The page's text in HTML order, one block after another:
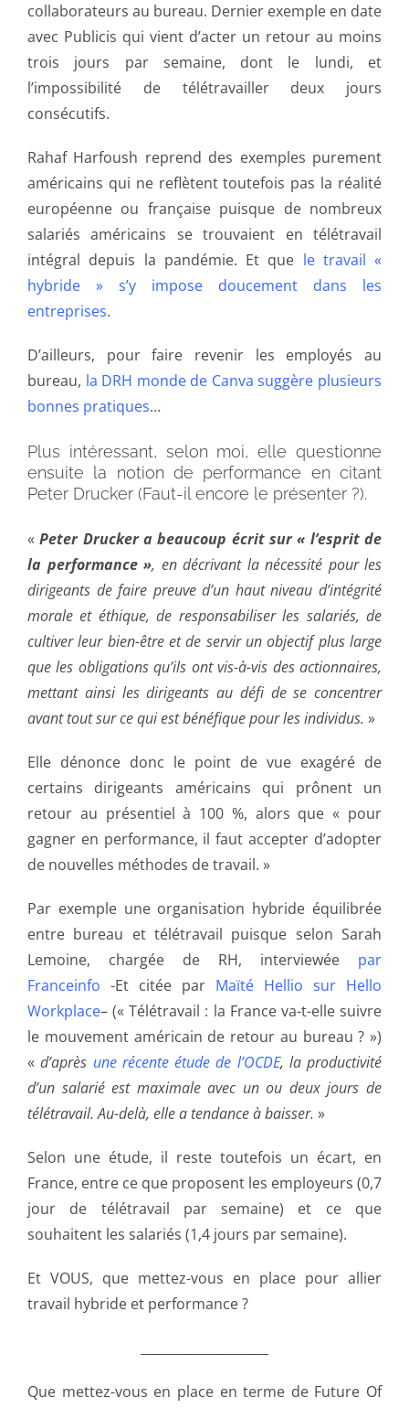
collaborateurs au bureau. Dernier exemple en date
avec Publicis qui vient d’acter un retour au moins
trois jours par semaine, dont le lundi, et
l’impossibilité de télétravailler deux jours
consécutifs.
Rahaf Harfoush reprend des exemples purement
américains qui ne reflètent toutefois pas la réalité
européenne ou française puisque de nombreux
salariés américains se trouvaient en télétravail
intégral depuis la pandémie. Et que le travail «
hybride » s’y impose doucement dans les
entreprises.
D’ailleurs, pour faire revenir les employés au
bureau, la DRH monde de Canva suggère plusieurs
bonnes pratiques…
Plus intéressant, selon moi, elle questionne
ensuite la notion de performance en citant
Peter Drucker (Faut-il encore le présenter ?).
«Peter Drucker a beaucoup écrit sur « l’esprit de
la performance », en décrivant la nécessité pour les
dirigeants de faire preuve d’un haut niveau d’intégrité
morale et éthique, de responsabiliser les salariés, de
cultiver leur bien-être et de servir un objectif plus large
que les obligations qu’ils ont vis-à-vis des actionnaires,
mettant ainsi les dirigeants au défi de se concentrer
avant tout sur ce qui est bénéfique pour les individus. »
Elle dénonce donc le point de vue exagéré de
certains dirigeants américains qui prônent un
retour au présentiel à 100 %, alors que « pour
gagner en performance, il faut accepter d’adopter
de nouvelles méthodes de travail. »
Par exemple une organisation hybride équilibrée
entre bureau et télétravail puisque selon Sarah
Lemoine, chargée de RH, interviewée par
Franceinfo -Et citée par Maïté Hellio sur Hello
Workplace– (« Télétravail : la France va-t-elle suivre
le mouvement américain de retour au bureau ? »)
«d’après une récente étude de l’OCDE, la productivité
d’un salarié est maximale avec un ou deux jours de
télétravail. Au-delà, elle a tendance à baisser. »
Selon une étude, il reste toutefois un écart, en
France, entre ce que proposent les employeurs (0,7
jour de télétravail par semaine) et ce que
souhaitent les salariés (1,4 jours par semaine).
Et VOUS, que mettez-vous en place pour allier
travail hybride et performance ?
Que mettez-vous en place en terme de Future Of